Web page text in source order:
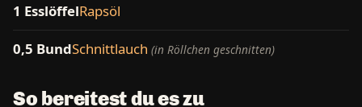
1 EsslöffelRapsöl
0,5 BundSchnittlauch (in Röllchen geschnitten)
So bereitest du es zu